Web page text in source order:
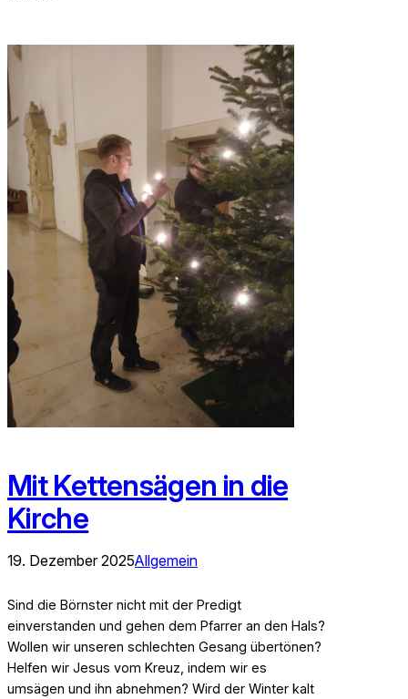
Mit Kettensägen in die
Kirche
19. Dezember 2025Allgemein
Sind die Börnster nicht mit der Predigt
einverstanden und gehen dem Pfarrer an den Hals?
Wollen wir unseren schlechten Gesang übertönen?
Helfen wir Jesus vom Kreuz, indem wir es
umsägen und ihn abnehmen? Wird der Winter kalt